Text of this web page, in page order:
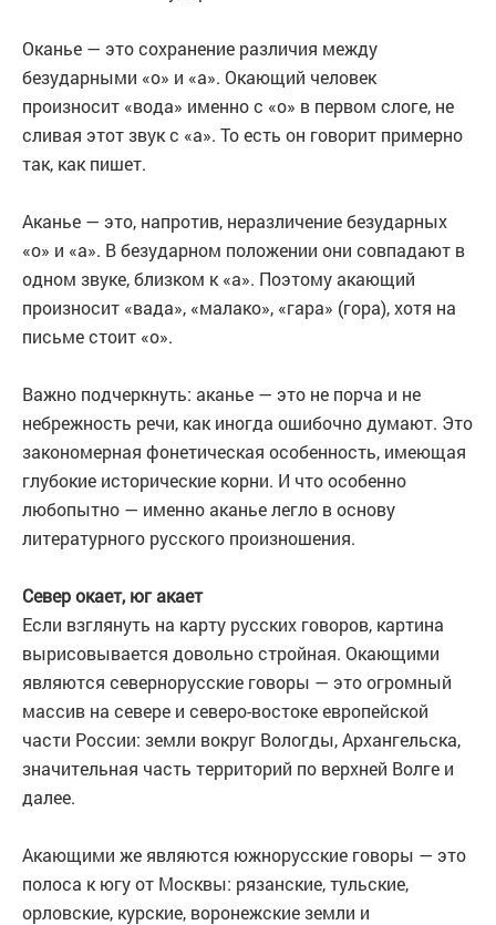
Оканье — это сохранение различия между
безударными «о» и «а». Окающий человек
произносит «вода» именно с «о» в первом слоге, не
сливая этот звук с «а». То есть он говорит примерно
так, как пишет.
Аканье — это, напротив, неразличение безударных
«о» и «а». В безударном положении они совпадают в
одном звуке, близком к «а». Поэтому акающий
произносит «вада», «малако», «гара» (гора), хотя на
письме стоит «о».
Важно подчеркнуть: аканье — это не порча и не
небрежность речи, как иногда ошибочно думают. Это
закономерная фонетическая особенность, имеющая
глубокие исторические корни. И что особенно
любопытно — именно аканье легло в основу
литературного русского произношения.
Север окает, юг акает
Если взглянуть на карту русских говоров, картина
вырисовывается довольно стройная. Окающими
являются севернорусские говоры — это огромный
массив на севере и северо-востоке европейской
части России: земли вокруг Вологды, Архангельска,
значительная часть территорий по верхней Волге и
далее.
Акающими же являются южнорусские говоры — это
полоса к югу от Москвы: рязанские, тульские,
орловские, курские, воронежские земли и